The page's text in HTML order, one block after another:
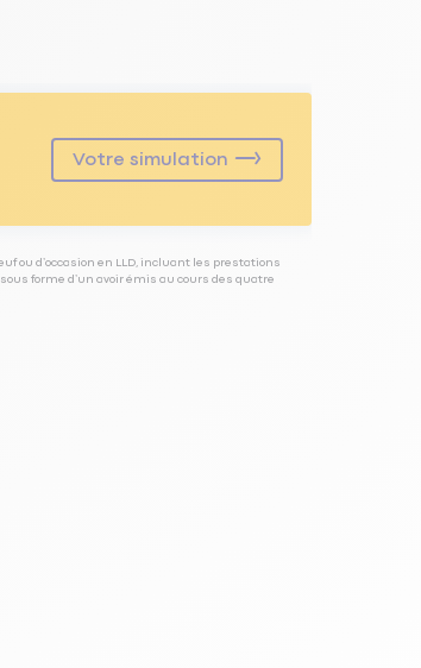
Votre simulation
ou d’occasion en LLD, incluant les prestations
forme d’un avoir émis au cours des quatre